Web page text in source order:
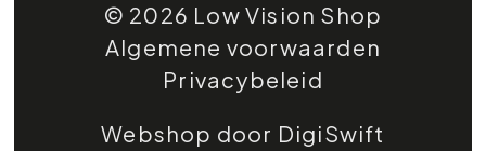
© 2026 Low Vision Shop
Algemene voorwaarden
Privacybeleid
Webshop door DigiSwift